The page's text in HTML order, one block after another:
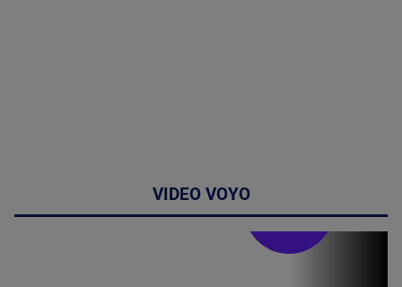
VIDEO VOYO